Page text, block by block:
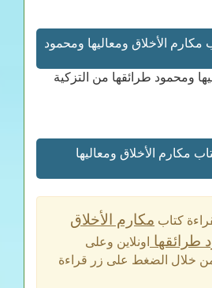
الأخلاق ومعاليها ومحمود
ومحمود طرائقها من التزكية
مكارم الأخلاق ومعاليها
كتاب مكارم الأخلاق
طرائقها
اونلاين وعلى
من خلال الضغط على زر قراءة